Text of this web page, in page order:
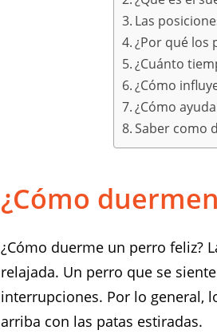
Las
¿Por qué los
¿Cuánto
¿Cómo
¿Cómo
Saber como
¿Cómo
¿Cómo duerme un perro feliz?
relajada. Un perro que se
interrupciones. Por lo general,
arriba con las patas estiradas.